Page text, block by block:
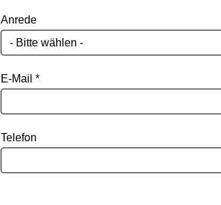
Anrede
- Bitte wählen -
E-Mail *
Telefon